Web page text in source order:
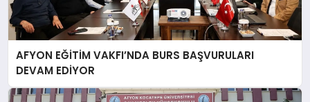
AFYON EĞİTİM VAKFI’NDA BURS BAŞVURULARI
DEVAM EDİYOR